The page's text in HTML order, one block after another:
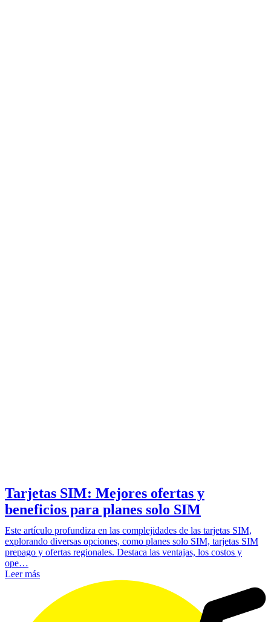
Tarjetas SIM: Mejores ofertas y
beneficios para planes solo SIM
Este artículo profundiza en las complejidades de las tarjetas SIM,
explorando diversas opciones, como planes solo SIM, tarjetas SIM
prepago y ofertas regionales. Destaca las ventajas, los costos y
ope…
Leer más